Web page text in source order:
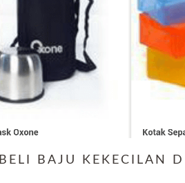
BELI BAJU KEKECILAN